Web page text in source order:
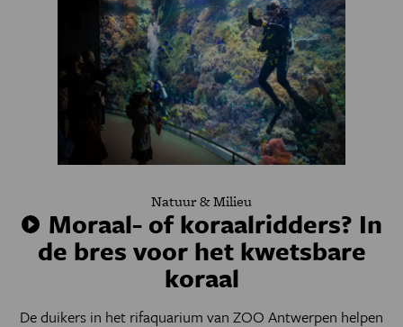
Natuur & Milieu
Moraal- of koraalridders? In
de bres voor het kwetsbare
koraal
De duikers in het rifaquarium van ZOO Antwerpen helpen